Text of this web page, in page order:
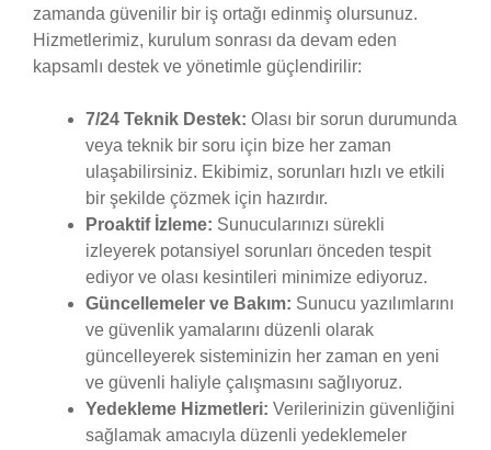
zamanda güvenilir bir iş ortağı edinmiş olursunuz.
Hizmetlerimiz, kurulum sonrası da devam eden
kapsamlı destek ve yönetimle güçlendirilir:
7/24 Teknik Destek: Olası bir sorun durumunda
veya teknik bir soru için bize her zaman
ulaşabilirsiniz. Ekibimiz, sorunları hızlı ve etkili
bir şekilde çözmek için hazırdır.
Proaktif İzleme: Sunucularınızı sürekli
izleyerek potansiyel sorunları önceden tespit
ediyor ve olası kesintileri minimize ediyoruz.
Güncellemeler ve Bakım: Sunucu yazılımlarını
ve güvenlik yamalarını düzenli olarak
güncelleyerek sisteminizin her zaman en yeni
ve güvenli haliyle çalışmasını sağlıyoruz.
Yedekleme Hizmetleri: Verilerinizin güvenliğini
sağlamak amacıyla düzenli yedeklemeler